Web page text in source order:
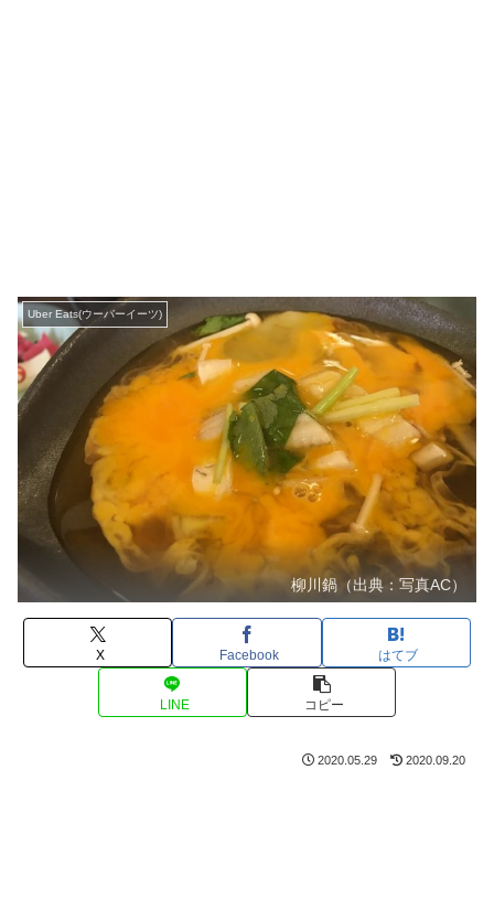
Uber Eats(ウーバーイーツ)
柳川鍋（出典：写真AC）
X Facebook はてブ
LINE コピー
2020.05.29 2020.09.20